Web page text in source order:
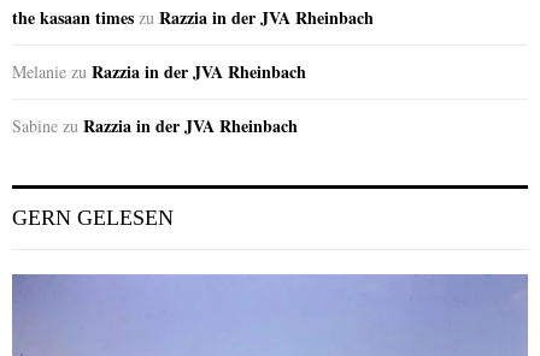
the kasaan times zu Razzia in der JVA Rheinbach
Melanie zu Razzia in der JVA Rheinbach
Sabine zu Razzia in der JVA Rheinbach
GERN GELESEN